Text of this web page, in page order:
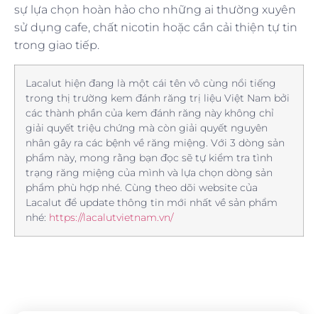
sự lựa chọn hoàn hảo cho những ai thường xuyên
sử dụng cafe, chất nicotin hoặc cần cải thiện tự tin
trong giao tiếp.
Lacalut hiện đang là một cái tên vô cùng nổi tiếng
trong thị trường kem đánh răng trị liệu Việt Nam bởi
các thành phần của kem đánh răng này không chỉ
giải quyết triệu chứng mà còn giải quyết nguyên
nhân gây ra các bệnh về răng miệng. Với 3 dòng sản
phẩm này, mong rằng bạn đọc sẽ tự kiểm tra tình
trạng răng miệng của mình và lựa chọn dòng sản
phẩm phù hợp nhé. Cùng theo dõi website của
Lacalut để update thông tin mới nhất về sản phẩm
nhé: https://lacalutvietnam.vn/